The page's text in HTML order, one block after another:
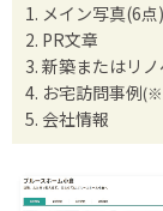
メイン写真(6点)
PR文章
新築またはリ
お宅訪問事例(※
会社情報